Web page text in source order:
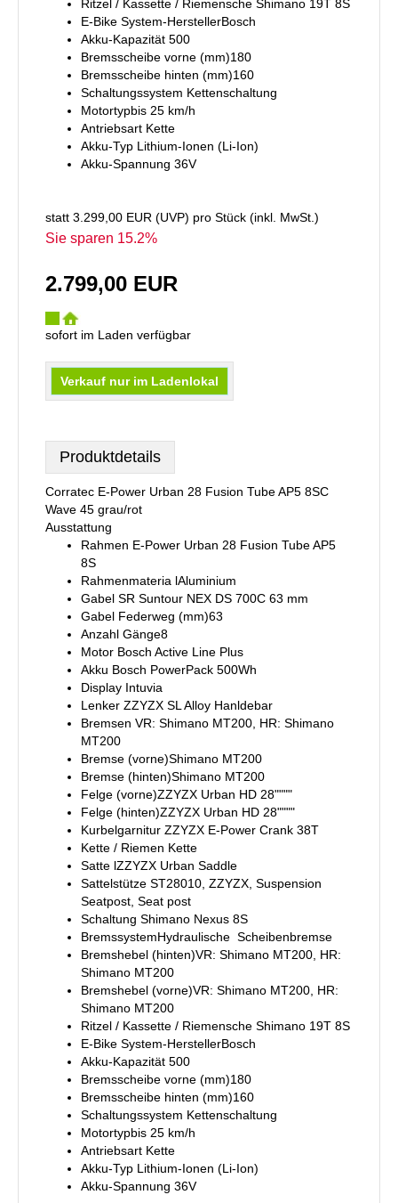
Ritzel / Kassette / Riemensche Shimano 19T 8S
E-Bike System-HerstellerBosch
Akku-Kapazität 500
Bremsscheibe vorne (mm)180
Bremsscheibe hinten (mm)160
Schaltungssystem Kettenschaltung
Motortypbis 25 km/h
Antriebsart Kette
Akku-Typ Lithium-Ionen (Li-Ion)
Akku-Spannung 36V
statt 3.299,00 EUR (UVP) pro Stück (inkl. MwSt.)
Sie sparen 15.2%
2.799,00 EUR
sofort im Laden verfügbar
Verkauf nur im Ladenlokal
Produktdetails
Corratec E-Power Urban 28 Fusion Tube AP5 8SC
Wave 45 grau/rot
Ausstattung
Rahmen E-Power Urban 28 Fusion Tube AP5
8S
Rahmenmateria lAluminium
Gabel SR Suntour NEX DS 700C 63 mm
Gabel Federweg (mm)63
Anzahl Gänge8
Motor Bosch Active Line Plus
Akku Bosch PowerPack 500Wh
Display Intuvia
Lenker ZZYZX SL Alloy Hanldebar
Bremsen VR: Shimano MT200, HR: Shimano
MT200
Bremse (vorne)Shimano MT200
Bremse (hinten)Shimano MT200
Felge (vorne)ZZYZX Urban HD 28""""
Felge (hinten)ZZYZX Urban HD 28""""
Kurbelgarnitur ZZYZX E-Power Crank 38T
Kette / Riemen Kette
Satte lZZYZX Urban Saddle
Sattelstütze ST28010, ZZYZX, Suspension
Seatpost, Seat post
Schaltung Shimano Nexus 8S
BremssystemHydraulische Scheibenbremse
Bremshebel (hinten)VR: Shimano MT200, HR:
Shimano MT200
Bremshebel (vorne)VR: Shimano MT200, HR:
Shimano MT200
Ritzel / Kassette / Riemensche Shimano 19T 8S
E-Bike System-HerstellerBosch
Akku-Kapazität 500
Bremsscheibe vorne (mm)180
Bremsscheibe hinten (mm)160
Schaltungssystem Kettenschaltung
Motortypbis 25 km/h
Antriebsart Kette
Akku-Typ Lithium-Ionen (Li-Ion)
Akku-Spannung 36V